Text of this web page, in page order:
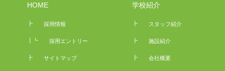
HOME
┣ 採用情報
┃┗ 採用エントリー
┣ サイトマップ
学校紹介
┣ スタッフ紹介
┣ 施設紹介
┣ 会社概要